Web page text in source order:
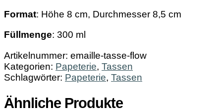
Format: Höhe 8 cm, Durchmesser 8,5 cm
Füllmenge: 300 ml
Artikelnummer: emaille-tasse-flow
Kategorien: Papeterie, Tassen
Schlagwörter: Papeterie, Tassen
Ähnliche Produkte